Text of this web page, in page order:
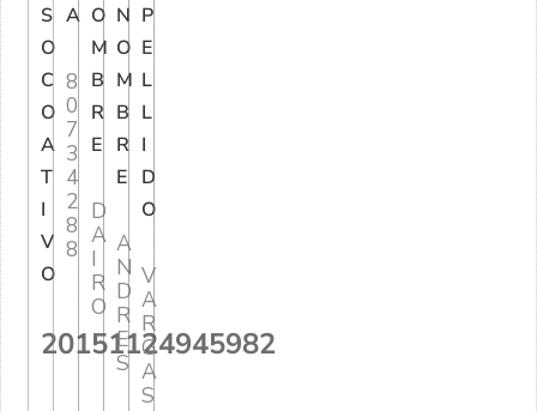
S
O
C
O
A
T
I
V
O
20151124945982
A
8
0
7
3
4
2
8
8
O
M
B
R
E
D
A
I
R
O
N
O
M
B
R
E
A
N
D
R
E
S
P
E
L
L
I
D
O
V
A
R
G
A
S